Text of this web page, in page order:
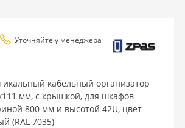
Уточняйте у менеджера
кабельный организатор
мм, с крышкой, для шкафов
800 мм и высотой 42U, цвет
(RAL 7035)